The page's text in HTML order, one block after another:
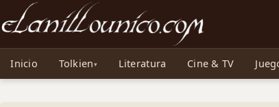
Noticias sobre Tolkien: El Señor de los Anillos, Los Anillos de Poder, La
Inicio Tolkien Literatura Cine & TV